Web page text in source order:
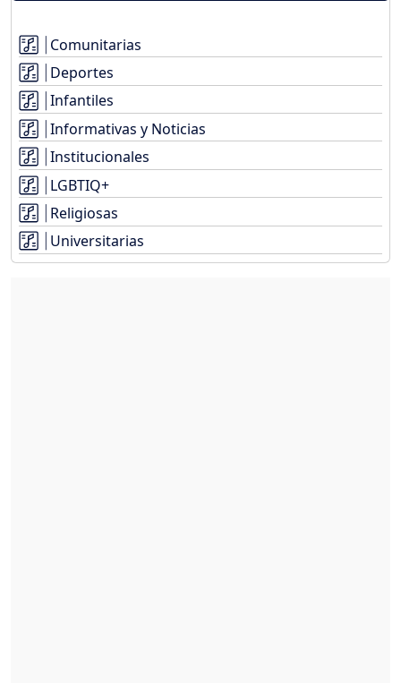
Comunitarias
Deportes
Infantiles
Informativas y Noticias
Institucionales
LGBTIQ+
Religiosas
Universitarias